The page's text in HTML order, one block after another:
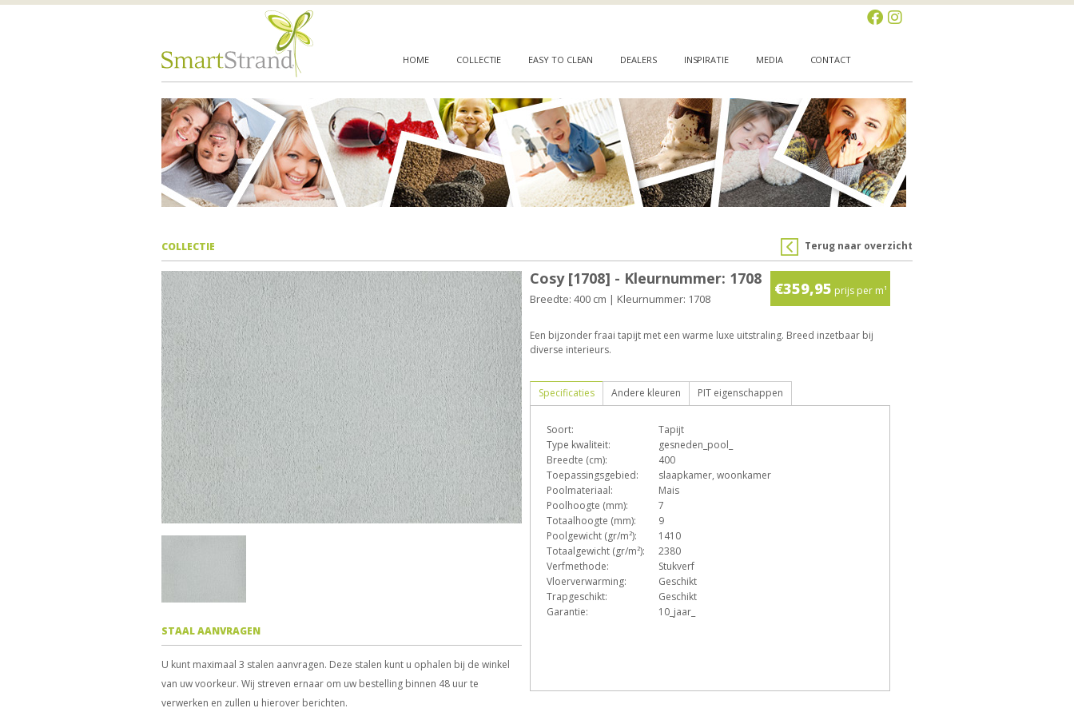
HOME COLLECTIE EASY TO CLEAN DEALERS INSPIRATIE MEDIA CONTACT
Terug naar overzicht
COLLECTIE
STAAL AANVRAGEN
U kunt maximaal 3 stalen aanvragen. Deze stalen kunt u ophalen bij de winkel
van uw voorkeur. Wij streven ernaar om uw bestelling binnen 48 uur te
verwerken en zullen u hierover berichten.
€359,95 prijs per m¹
Cosy [1708] - Kleurnummer: 1708
Breedte: 400 cm | Kleurnummer: 1708
Een bijzonder fraai tapijt met een warme luxe uitstraling. Breed inzetbaar bij
diverse interieurs.
Specificaties
Soort:
Tapijt
Type kwaliteit:
gesneden_pool_
Breedte (cm):
400
Toepassingsgebied:
slaapkamer, woonkamer
Poolmateriaal:
Mais
Poolhoogte (mm):
7
Totaalhoogte (mm):
9
Poolgewicht (gr/m²):
1410
Totaalgewicht (gr/m²):
2380
Verfmethode:
Stukverf
Vloerverwarming:
Geschikt
Trapgeschikt:
Geschikt
Garantie:
10_jaar_
Andere kleuren PIT eigenschappen
D Ee
Z